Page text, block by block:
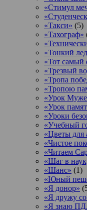
«Стимул
«Такси» (5)
«Тахограф»
«Тонкий
«Тот самый
«Трезвый
«Тропа
«Тропою
«Урок
«Урок
«Уроки
«Учебный
«Цветы для
«Чистое
«Читаем
«Шаг в
«Шанс» (1)
«Юный
«Я донор»
«Я дружу
«Я знаю